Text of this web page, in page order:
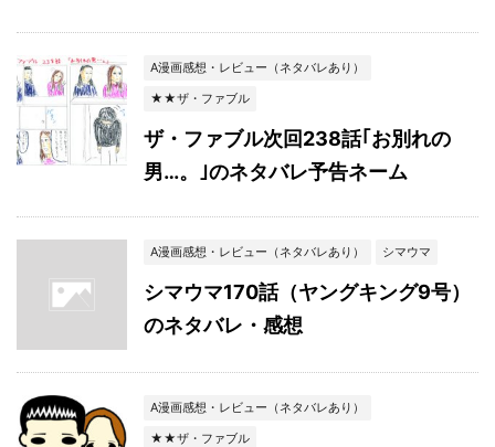
A漫画感想・レビュー（ネタバレあり）
★★ザ・ファブル
ザ・ファブル次回238話｢お別れの
男…。｣のネタバレ予告ネーム
A漫画感想・レビュー（ネタバレあり） シマウマ
シマウマ170話（ヤングキング9号）
のネタバレ・感想
A漫画感想・レビュー（ネタバレあり）
★★ザ・ファブル